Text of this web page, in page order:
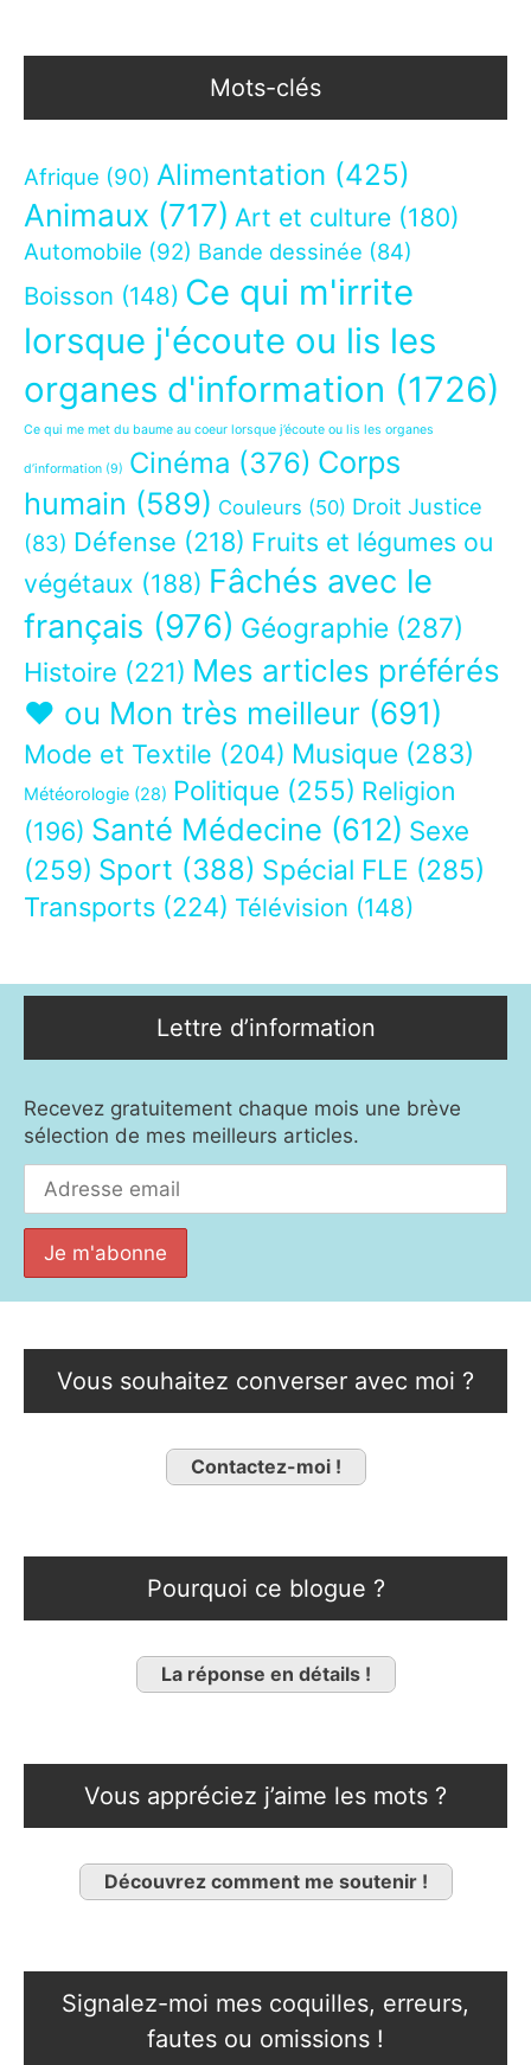
Mots-clés
Afrique (90) Alimentation (425)
Animaux (717) Art et culture (180)
Automobile (92) Bande dessinée (84)
Boisson (148) Ce qui m'irrite
lorsque j'écoute ou lis les
organes d'information (1726)
Ce qui me met du baume au coeur lorsque j’écoute ou lis les organes
d’information (9) Cinéma (376) Corps
humain (589) Couleurs (50) Droit Justice
(83) Défense (218) Fruits et légumes ou
végétaux (188) Fâchés avec le
français (976) Géographie (287)
Histoire (221) Mes articles préférés
❤ ou Mon très meilleur (691)
Mode et Textile (204) Musique (283)
Météorologie (28) Politique (255) Religion
(196) Santé Médecine (612) Sexe
(259) Sport (388) Spécial FLE (285)
Transports (224) Télévision (148)
Lettre d’information
Recevez gratuitement chaque mois une brève
sélection de mes meilleurs articles.
Vous souhaitez converser avec moi ?
Contactez-moi !
Pourquoi ce blogue ?
La réponse en détails !
Vous appréciez j’aime les mots ?
Découvrez comment me soutenir !
Signalez-moi mes coquilles, erreurs,
fautes ou omissions !